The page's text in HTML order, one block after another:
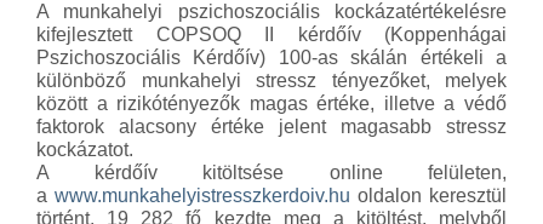
A munkahelyi pszichoszociális kockázatértékelésre
kifejlesztett COPSOQ II kérdőív (Koppenhágai
Pszichoszociális Kérdőív) 100-as skálán értékeli a
különböző munkahelyi stressz tényezőket, melyek
között a rizikótényezők magas értéke, illetve a védő
faktorok alacsony értéke jelent magasabb stressz
kockázatot.
A kérdőív kitöltsése online felületen,
a www.munkahelyistresszkerdoiv.hu oldalon keresztül
történt. 19 282 fő kezdte meg a kitöltést, melyből